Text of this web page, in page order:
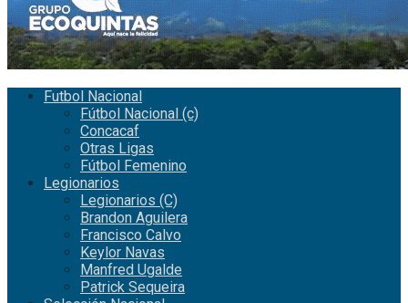
Futbol Nacional
Fútbol Nacional (c)
Concacaf
Otras Ligas
Fútbol Femenino
Legionarios
Legionarios (C)
Brandon Aguilera
Francisco Calvo
Keylor Navas
Manfred Ugalde
Patrick Sequeira